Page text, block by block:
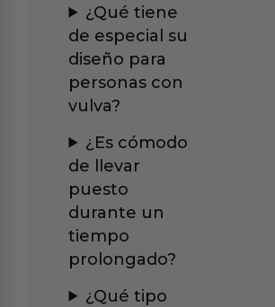
¿Qué tiene
de especial su
diseño para
personas con
vulva?
¿Es cómodo
de llevar
puesto
durante un
tiempo
prolongado?
¿Qué tipo